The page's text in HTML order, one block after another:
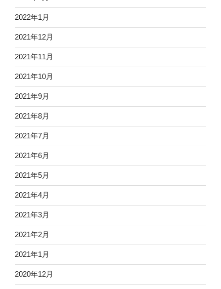
2022年1月
2021年12月
2021年11月
2021年10月
2021年9月
2021年8月
2021年7月
2021年6月
2021年5月
2021年4月
2021年3月
2021年2月
2021年1月
2020年12月